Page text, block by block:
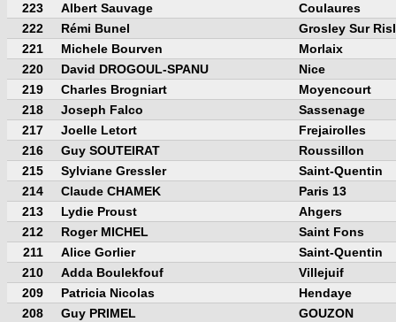
223
Albert Sauvage
Coulaures
222
Rémi Bunel
Grosley Sur
221
Michele Bourven
Morlaix
220
David DROGOUL-SPANU
Nice
219
Charles Brogniart
Moyencourt
218
Joseph Falco
Sassenage
217
Joelle Letort
Frejairolles
216
Guy SOUTEIRAT
Roussillon
215
Sylviane Gressler
Saint-Quentin
214
Claude CHAMEK
Paris 13
213
Lydie Proust
Ahgers
212
Roger MICHEL
Saint Fons
211
Alice Gorlier
Saint-Quentin
210
Adda Boulekfouf
Villejuif
209
Patricia Nicolas
Hendaye
208
Guy PRIMEL
GOUZON